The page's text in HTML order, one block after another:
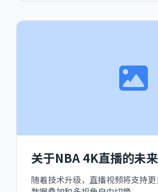
关于NBA 4K直播的未
随着技术升级，直播视频将支持